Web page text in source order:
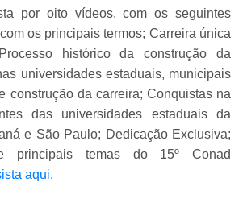
por oito vídeos, com os seguintes
os principais termos; Carreira única
histórico da construção da
universidades estaduais, municipais
construção da carreira; Conquistas na
das universidades estaduais da
e São Paulo; Dedicação Exclusiva;
principais temas do 15º Conad
aqui.